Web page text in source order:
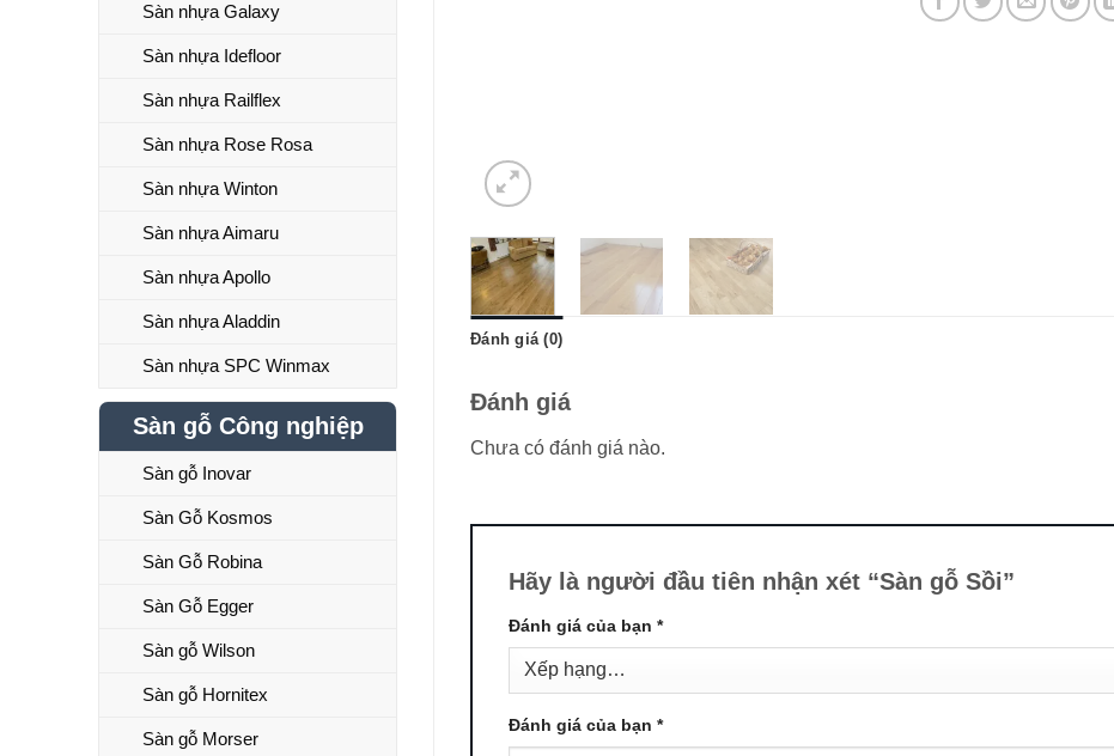
Sàn nhựa Galaxy
Sàn nhựa Idefloor
Sàn nhựa Railflex
Sàn nhựa Rose Rosa
Sàn nhựa Winton
Sàn nhựa Aimaru
Sàn nhựa Apollo
Sàn nhựa Aladdin
Sàn nhựa SPC Winmax
Sàn gỗ Công nghiệp
Sàn gỗ Inovar
Sàn Gỗ Kosmos
Sàn Gỗ Robina
Sàn Gỗ Egger
Sàn gỗ Wilson
Sàn gỗ Hornitex
Sàn gỗ Morser
Đánh giá (0)
Đánh giá
Chưa có đánh giá nào.
Hãy là người đầu tiên nhận xét “Sàn gỗ Sồi”
Đánh giá của bạn *
Đánh giá của bạn *